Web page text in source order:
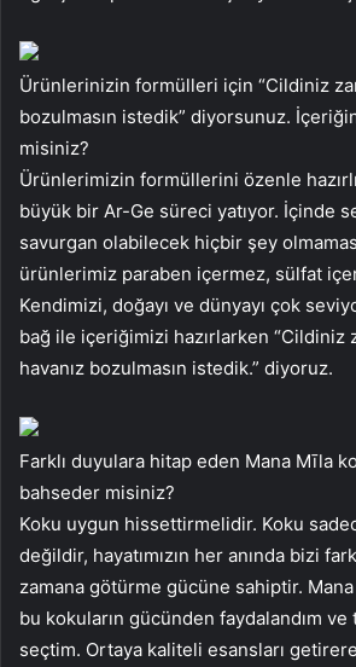
Ürünlerinizin formülleri için “Cildiniz
bozulmasın istedik” diyorsunuz.
misiniz?
Ürünlerimizin formüllerini özenle
büyük bir Ar-Ge süreci yatıyor. İçinde
savurgan olabilecek hiçbir şey
ürünlerimiz paraben içermez, sülfat
Kendimizi, doğayı ve dünyayı çok
bağ ile içeriğimizi hazırlarken “Cildiniz
havanız bozulmasın istedik.” diyoruz.
Farklı duyulara hitap eden Mana Mīla
bahseder misiniz?
Koku uygun hissettirmelidir. Koku
değildir, hayatımızın her anında bizi
zamana götürme gücüne sahiptir. Mana
bu kokuların gücünden faydalandım ve
seçtim. Ortaya kaliteli esansları